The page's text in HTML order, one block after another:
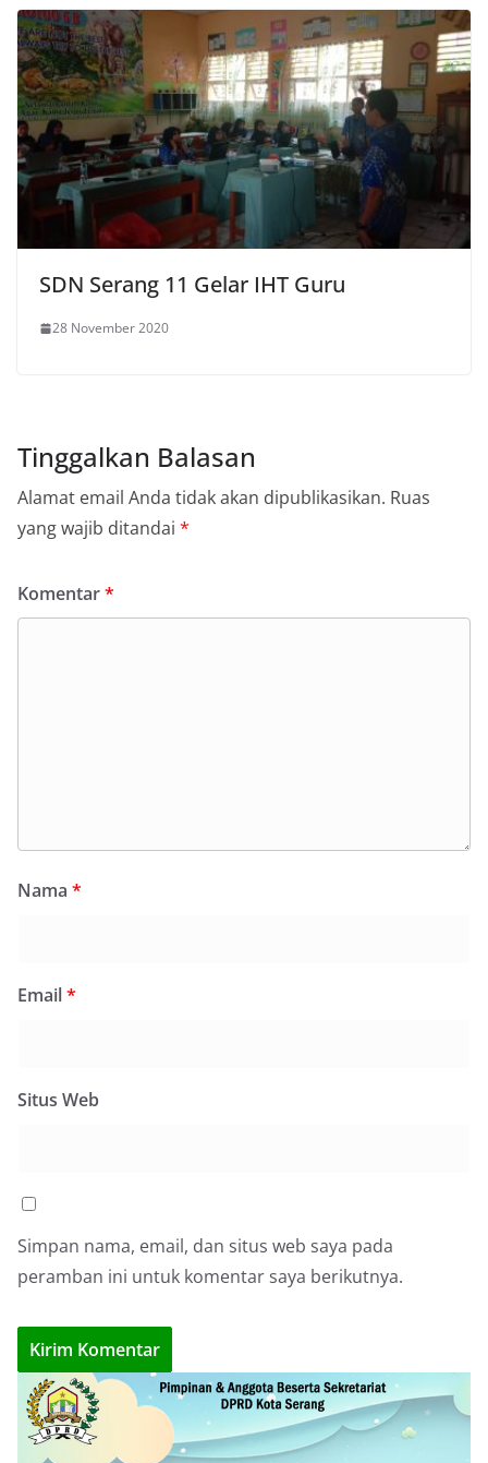
SDN Serang 11 Gelar IHT Guru
28 November 2020
Tinggalkan Balasan
Alamat email Anda tidak akan dipublikasikan. Ruas
yang wajib ditandai *
Komentar*
Nama *
Email*
Situs Web
Simpan nama, email, dan situs web saya pada
peramban ini untuk komentar saya berikutnya.